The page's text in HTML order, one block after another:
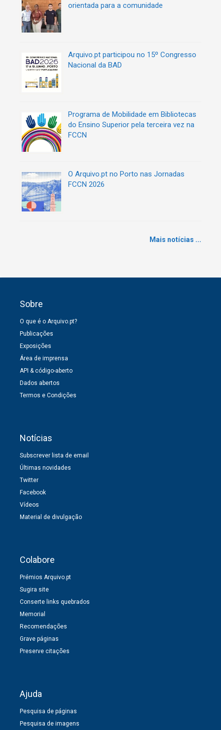
orientada para a comunidade
Arquivo.pt participou no 15º Congresso
Nacional da BAD
Programa de Mobilidade em Bibliotecas
do Ensino Superior pela terceira vez na
FCCN
O Arquivo.pt no Porto nas Jornadas
FCCN 2026
Mais notícias ...
Sobre
O que é o Arquivo.pt?
Publicações
Exposições
Área de imprensa
API & código-aberto
Dados abertos
Termos e Condições
Notícias
Subscrever lista de email
Últimas novidades
Twitter
Facebook
Vídeos
Material de divulgação
Colabore
Prémios Arquivo.pt
Sugira site
Conserte links quebrados
Memorial
Recomendações
Grave páginas
Preserve citações
Ajuda
Pesquisa de páginas
Pesquisa de imagens